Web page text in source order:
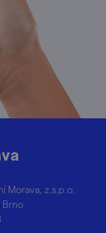
Morava, z.s.p.o.
Brno